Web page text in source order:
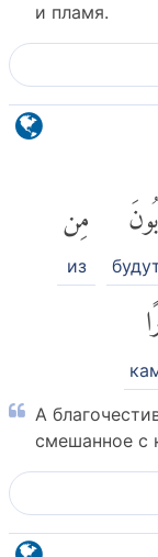
и пламя.
مِن
из
А
смешанное с